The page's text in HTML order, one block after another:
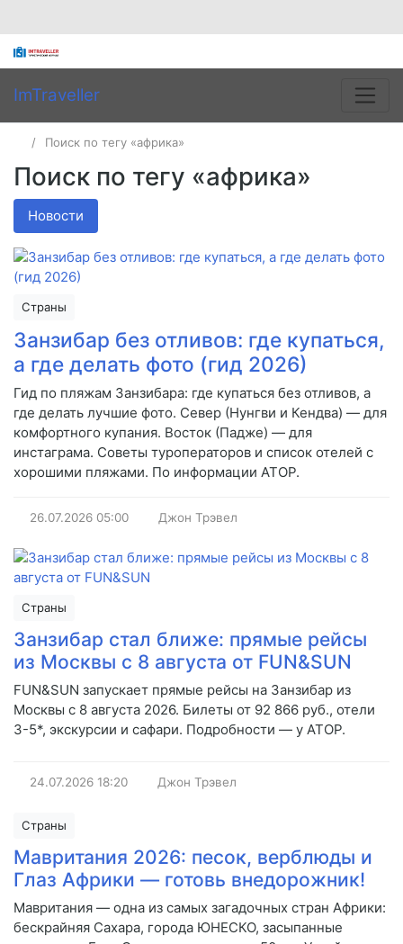
ImTraveller
Поиск по тегу «африка»
Поиск по тегу «африка»
Новости
Страны
Занзибар без отливов: где купаться,
а где делать фото (гид 2026)
Гид по пляжам Занзибара: где купаться без отливов, а
где делать лучшие фото. Север (Нунгви и Кендва) — для
комфортного купания. Восток (Падже) — для
инстаграма. Советы туроператоров и список отелей с
хорошими пляжами. По информации АТОР.
26.07.2026 05:00 Джон Трэвел
Страны
Занзибар стал ближе: прямые рейсы
из Москвы с 8 августа от FUN&SUN
FUN&SUN запускает прямые рейсы на Занзибар из
Москвы с 8 августа 2026. Билеты от 92 866 руб., отели
3-5*, экскурсии и сафари. Подробности — у АТОР.
24.07.2026 18:20 Джон Трэвел
Страны
Мавритания 2026: песок, верблюды и
Глаз Африки — готовь внедорожник!
Мавритания — одна из самых загадочных стран Африки:
бескрайняя Сахара, города ЮНЕСКО, засыпанные